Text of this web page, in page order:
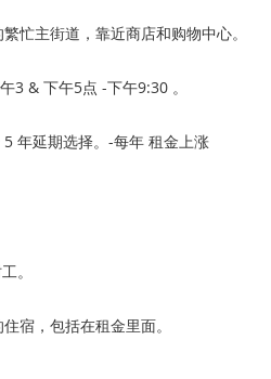
忙主街道，靠近商店和购物中心。
3 & 下午5点 -下午9:30 。
年延期选择。-每年 租金上涨
。
宿，包括在租金里面。